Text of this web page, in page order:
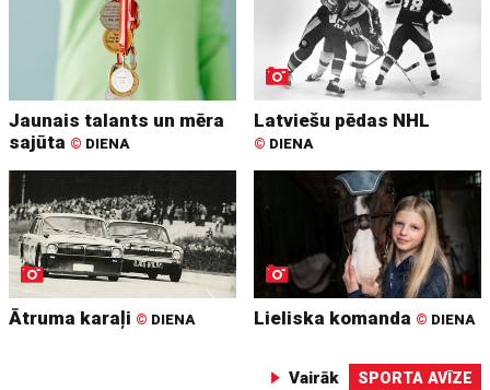
Jaunais talants un mēra
sajūta © DIENA
Latviešu pēdas NHL
© DIENA
Ātruma karaļi © DIENA Lieliska komanda © DIENA
Vairāk SPORTA AVĪZE